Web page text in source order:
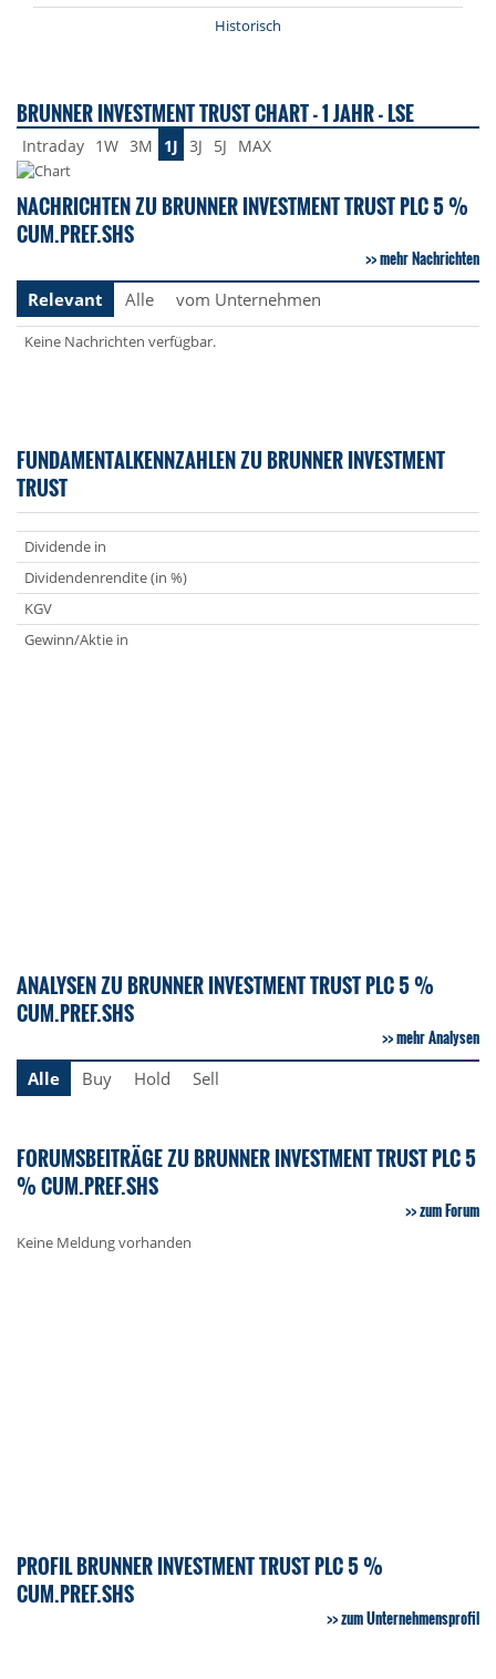
Historisch
BRUNNER INVESTMENT TRUST CHART - 1 JAHR - LSE
Intraday 1W 3M 1J 3J 5J MAX
NACHRICHTEN ZU BRUNNER INVESTMENT TRUST PLC 5 %
CUM.PREF.SHS
mehr Nachrichten
Relevant
Alle vom Unternehmen
Keine Nachrichten verfügbar.
FUNDAMENTALKENNZAHLEN ZU BRUNNER INVESTMENT
TRUST
Dividende in
Dividendenrendite (in %)
KGV
Gewinn/Aktie in
ANALYSEN ZU BRUNNER INVESTMENT TRUST PLC 5 %
CUM.PREF.SHS
mehr Analysen
Alle
Buy Hold Sell
FORUMSBEITRÄGE ZU BRUNNER INVESTMENT TRUST PLC 5
% CUM.PREF.SHS
zum Forum
Keine Meldung vorhanden
PROFIL BRUNNER INVESTMENT TRUST PLC 5 %
CUM.PREF.SHS
zum Unternehmensprofil